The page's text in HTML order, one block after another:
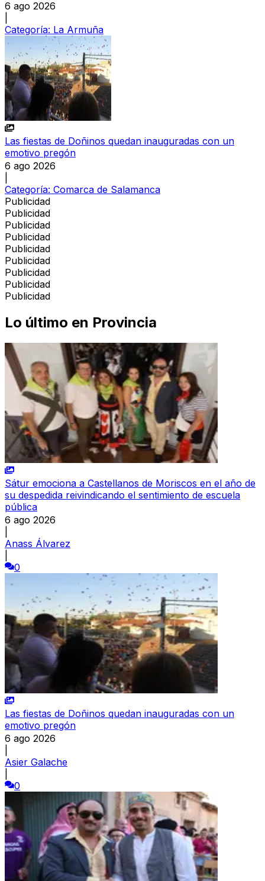
6 ago 2026
Categoría: La Armuña
Las fiestas de Doñinos quedan inauguradas con un
emotivo pregón
6 ago 2026
Categoría: Comarca de Salamanca
Publicidad
Publicidad
Publicidad
Publicidad
Publicidad
Publicidad
Publicidad
Publicidad
Publicidad
Lo último en Provincia
Sátur emociona a Castellanos de Moriscos en el año de
su despedida reivindicando el sentimiento de escuela
pública
6 ago 2026
Anass Álvarez
0
Las fiestas de Doñinos quedan inauguradas con un
emotivo pregón
6 ago 2026
Asier Galache
0